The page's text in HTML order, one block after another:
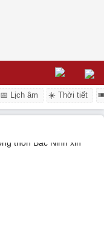
📅 Lịch âm ☀️ Thời tiết